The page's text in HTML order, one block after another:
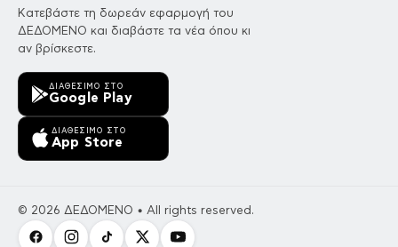
Κατεβάστε τη δωρεάν εφαρμογή του
ΔΕΔΟΜΕΝΟ και διαβάστε τα νέα όπου κι
αν βρίσκεστε.
ΔΙΑΘΈΣΙΜΟ ΣΤΟ
Google Play
ΔΙΑΘΈΣΙΜΟ ΣΤΟ
App Store
© 2026 ΔΕΔΟΜΕΝΟ • All rights reserved.